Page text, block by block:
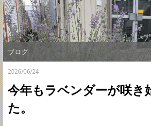
ブログ
2026/06/24
今年もラベンダーが咲き
た。